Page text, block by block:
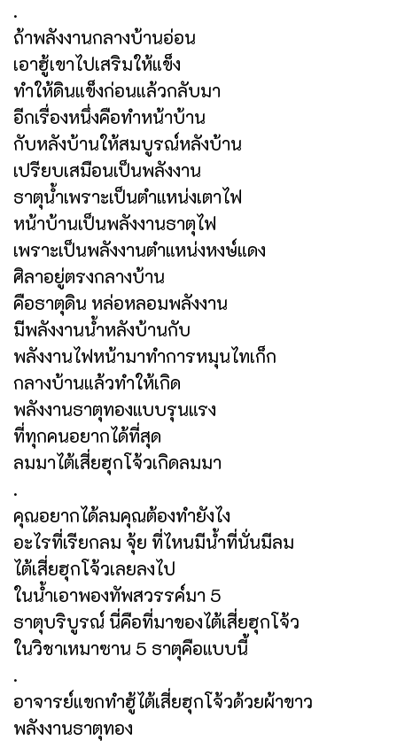
.
ถ้าพลังงานกลางบ้านอ่อน
เอาฮู้เขาไปเสริมให้แข็ง
ทำให้ดินแข็งก่อนแล้วกลับมา
อีกเรื่องหนึ่งคือทำหน้าบ้าน
กับหลังบ้านให้สมบูรณ์หลังบ้าน
เปรียบเสมือนเป็นพลังงาน
ธาตุน้ำเพราะเป็นตำแหน่งเตาไฟ
หน้าบ้านเป็นพลังงานธาตุไฟ
เพราะเป็นพลังงานตำแหน่งหงษ์แดง
ศิลาอยู่ตรงกลางบ้าน
คือธาตุดิน หล่อหลอมพลังงาน
มีพลังงานน้ำหลังบ้านกับ
พลังงานไฟหน้ามาทำการหมุนไทเก็ก
กลางบ้านแล้วทำให้เกิด
พลังงานธาตุทองแบบรุนแรง
ที่ทุกคนอยากได้ที่สุด
ลมมาไต้เสี่ยฮุกโจ้วเกิดลมมา
.
คุณอยากได้ลมคุณต้องทำยังไง
อะไรที่เรียกลม จุ้ย ที่ไหนมีน้ำที่นั่นมีลม
ไต้เสี่ยฮุกโจ้วเลยลงไป
ในน้ำเอาพองทัพสวรรค์มา 5
ธาตุบริบูรณ์ นี่คือที่มาของไต้เสี่ยฮุกโจ้ว
ในวิชาเหมาซาน 5 ธาตุคือแบบนี้
.
อาจารย์แขกทำฮู้ไต้เสี่ยฮุกโจ้วด้วยผ้าขาว
พลังงานธาตุทอง